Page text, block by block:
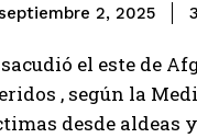
2, 2025 3
el este de
, según la
desde aldeas